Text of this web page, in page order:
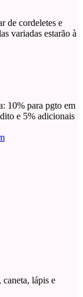
de cordeletes e
variadas estarão à
10% para pgto em
e 5% adicionais
caneta, lápis e